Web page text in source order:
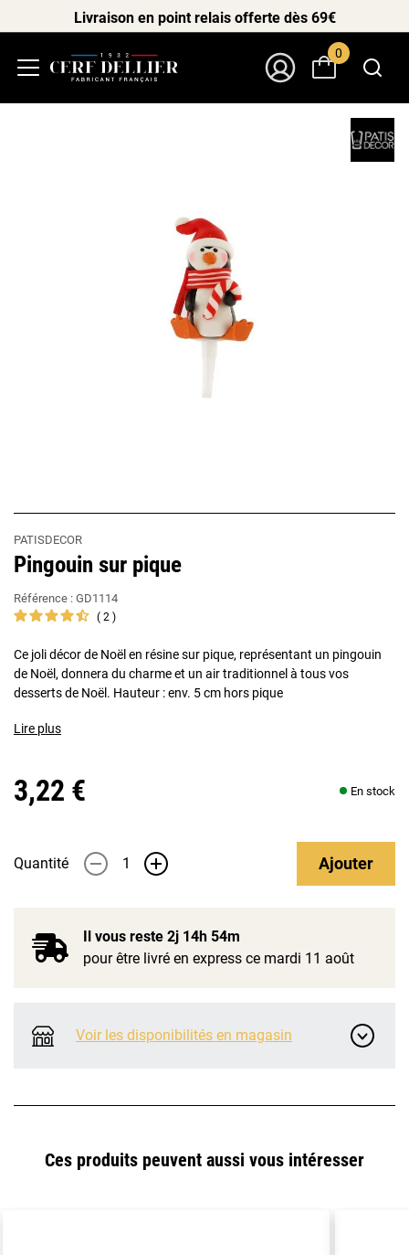
Livraison en point relais offerte dès 69€
0
PATISDECOR
Pingouin sur pique
Référence : GD1114
2
Ce joli décor de Noël en résine sur pique, représentant un pingouin
de Noël, donnera du charme et un air traditionnel à tous vos
desserts de Noël. Hauteur : env. 5 cm hors pique
Lire plus
3,22 € En stock
Quantité - + Ajouter
Il vous reste 2j 14h 54m
pour être livré en express ce mardi 11 août
Voir les disponibilités en magasin
Ces produits peuvent aussi vous intéresser